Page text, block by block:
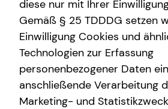
Über tecis
Podcast
teamzukunft
Kundenportal
Schadenabwicklung
Spezialisten-Netzwerk
Private Krankenvorsorge
Immobilienfinanzierung
Betriebliche Altersvorsorge
Karrierechancen
Ausbildung
Trainee
Praktikum
diese nur mit Ihrer
Gemäß § 25 TDDDG setzen
Einwilligung Cookies und
Technologien zur Erfassung
personenbezogener Daten
anschließende Verarbeitung
Marketing- und